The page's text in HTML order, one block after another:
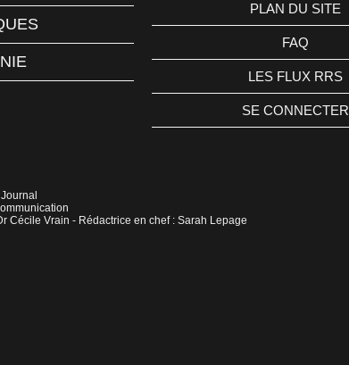
PLAN DU SITE
FAQ
LES FLUX RRS
SE CONNECTER
Cécile Vrain - Rédactrice en chef : Sarah Lepage